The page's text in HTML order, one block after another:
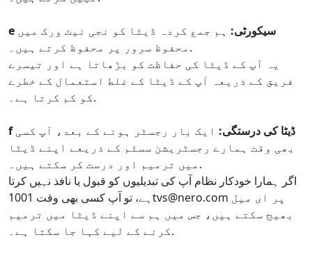
e سیکورٹی: ہم جمع کردہ ڈیٹا کو نجی نیٹ ورک میں
محفوظ سرور پر محفوظ کرتے ہیں۔.
یہ آپ کے ڈیٹا کی حفاظت کو بڑھاتا ہے اور تیسرے
فریق کے ذریعہ آپ کے ڈیٹا کے غلط استعمال کے خطرے
کو کم کرتا ہے۔.
f ڈیٹا کی درستگی: ایک بار رجسٹر ہونے کے بعد، آپ کسی
بھی وقت ہمارے رجسٹریشن سسٹم کے ذریعے اپنے ڈیٹا
میں ترمیم اور درست کر سکتے ہیں۔.
اگر ہمارا خودکار نظام آپ کی تبدیلیوں کو قبول یا نافذ نہیں کرتا
ہے، تو آپ کسی بھی وقت 1001tvs@nero.com پر ای میل
بھیج سکتے ہیں، جس میں ہم سے اپنے ڈیٹا میں ترمیم
کرنے کے لیے کہا جا سکتا ہے۔.